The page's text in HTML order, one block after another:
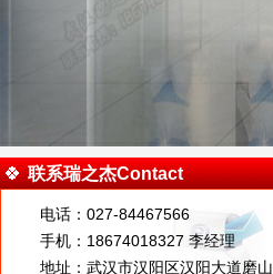
联系瑞之杰Contact
电话：027-84467566
手机：18674018327 李经理
地址：武汉市汉阳区汉阳大道磨山